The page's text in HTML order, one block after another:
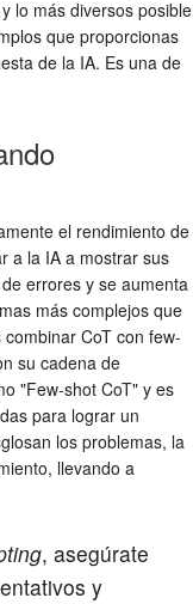
lo más diversos posible
que proporcionas
de la IA. Es una de
el rendimiento de
a la IA a mostrar sus
errores y se aumenta
más complejos que
CoT con few-
su cadena de
"Few-shot CoT" y es
para lograr un
los problemas, la
llevando a
, asegúrate
y